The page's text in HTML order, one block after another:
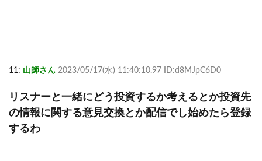
11: 山師さん 2023/05/17(水) 11:40:10.97 ID:d8MJpC6D0
リスナーと一緒にどう投資するか考えるとか投資先
の情報に関する意見交換とか配信でし始めたら登録
するわ